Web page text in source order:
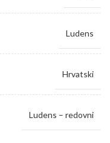
Ludens
Hrvatski
Ludens – redovni